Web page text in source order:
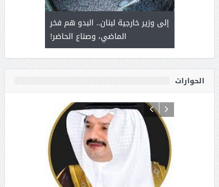
سلمان
إلى وزير خارجية لبنان.. البدو هم فخر
الماضي، وصناع الحاضر!
يحمل
من عشق
الحوارات